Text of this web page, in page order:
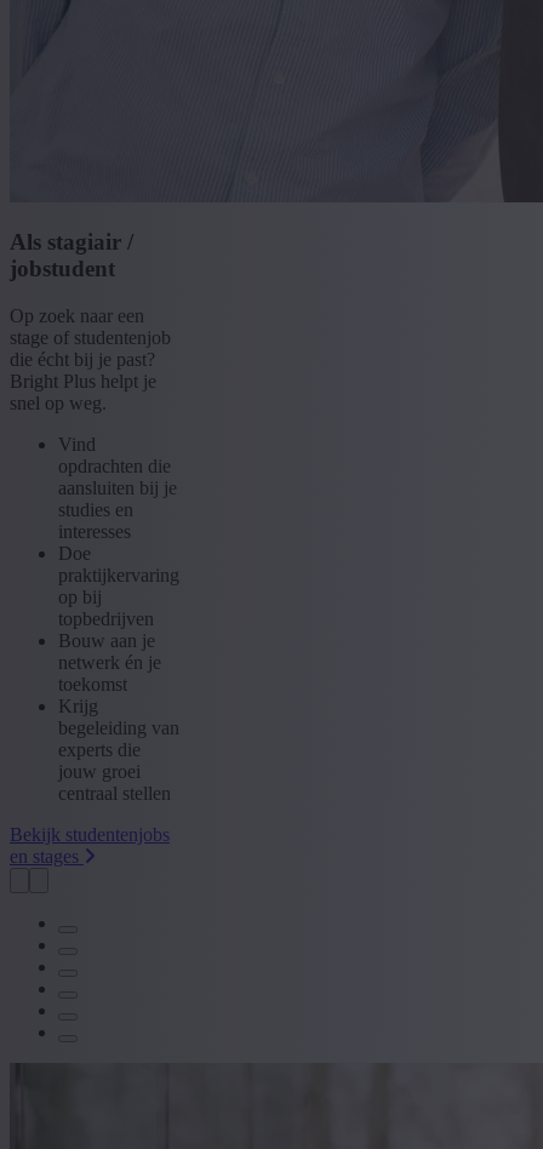
Als stagiair /
jobstudent
Op zoek naar een
stage of studentenjob
die écht bij je past?
Bright Plus helpt je
snel op weg.
Vind
opdrachten die
aansluiten bij je
studies en
interesses
Doe
praktijkervaring
op bij
topbedrijven
Bouw aan je
netwerk én je
toekomst
Krijg
begeleiding van
experts die
jouw groei
centraal stellen
Bekijk studentenjobs
en stages